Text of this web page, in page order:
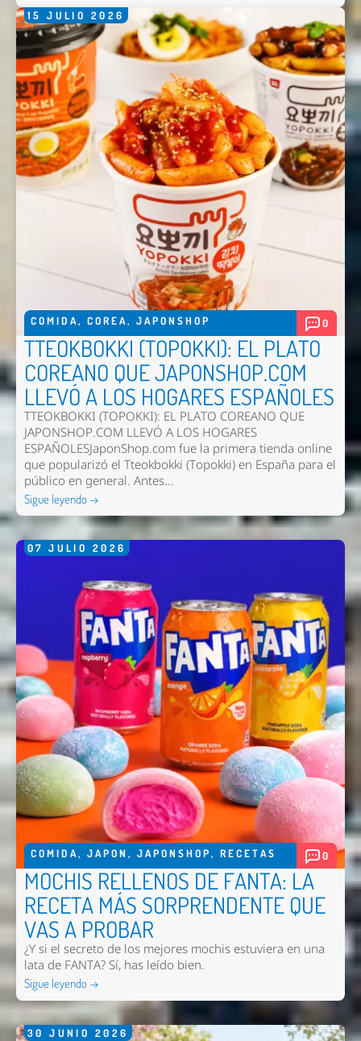
15 JULIO 2026
COMIDA, COREA, JAPONSHOP 0
TTEOKBOKKI (TOPOKKI): EL PLATO
COREANO QUE JAPONSHOP.COM
LLEVÓ A LOS HOGARES ESPAÑOLES
TTEOKBOKKI (TOPOKKI): EL PLATO COREANO QUE
JAPONSHOP.COM LLEVÓ A LOS HOGARES
ESPAÑOLESJaponShop.com fue la primera tienda online
que popularizó el Tteokbokki (Topokki) en España para el
público en general. Antes...
Sigue leyendo →
07 JULIO 2026
COMIDA, JAPON , JAPONSHOP, RECETAS 0
MOCHIS RELLENOS DE FANTA: LA
RECETA MÁS SORPRENDENTE QUE
VAS A PROBAR
¿Y si el secreto de los mejores mochis estuviera en una
lata de FANTA? Sí, has leído bien.
Sigue leyendo →
30 JUNIO 2026
Nombre *
Email *
Comentario *
Enviar